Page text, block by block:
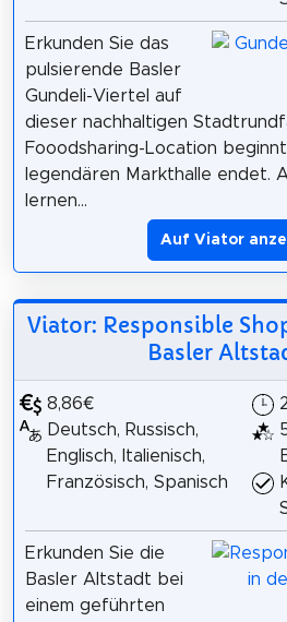
Erkunden Sie das
pulsierende Basler
Gundeli-Viertel auf
dieser nachhaltigen
Fooodsharing-Location
legendären Markthalle endet.
lernen...
Auf Viator
Viator: Responsible
Basler
8,86€
Deutsch, Russisch,
Englisch, Italienisch,
Französisch, Spanisch
Erkunden Sie die
Basler Altstadt bei
einem geführten